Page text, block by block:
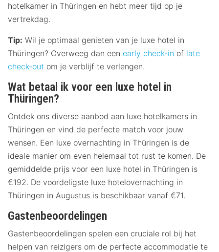
hotelkamer in Thüringen en hebt meer tijd op je
vertrekdag.
Tip: Wil je optimaal genieten van je luxe hotel in
Thüringen? Overweeg dan een early check-in of late
check-out om je verblijf te verlengen.
Wat betaal ik voor een luxe hotel in
Thüringen?
Ontdek ons diverse aanbod aan luxe hotelkamers in
Thüringen en vind de perfecte match voor jouw
wensen. Een luxe overnachting in Thüringen is de
ideale manier om even helemaal tot rust te komen. De
gemiddelde prijs voor een luxe hotel in Thüringen is
€192. De voordeligste luxe hotelovernachting in
Thüringen in Augustus is beschikbaar vanaf €71.
Gastenbeoordelingen
Gastenbeoordelingen spelen een cruciale rol bij het
helpen van reizigers om de perfecte accommodatie te